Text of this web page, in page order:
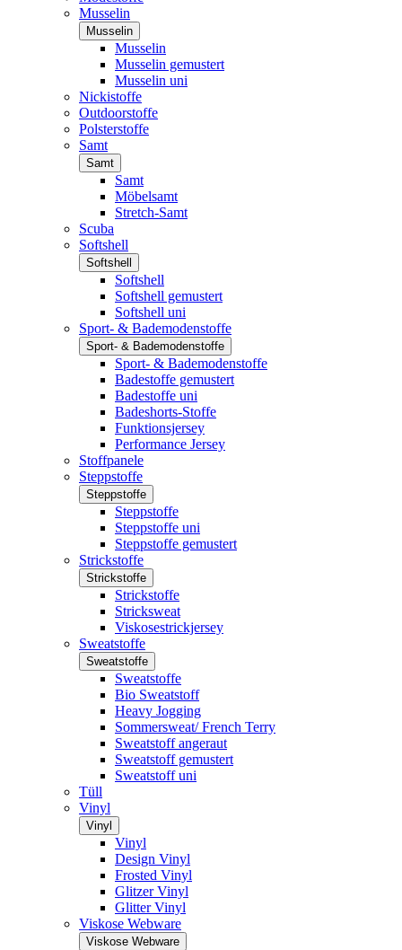
Musselin
Musselin
Musselin
Musselin gemustert
Musselin uni
Nickistoffe
Outdoorstoffe
Polsterstoffe
Samt
Samt
Samt
Möbelsamt
Stretch-Samt
Scuba
Softshell
Softshell
Softshell
Softshell gemustert
Softshell uni
Sport- & Bademodenstoffe
Sport- & Bademodenstoffe
Sport- & Bademodenstoffe
Badestoffe gemustert
Badestoffe uni
Badeshorts-Stoffe
Funktionsjersey
Performance Jersey
Stoffpanele
Steppstoffe
Steppstoffe
Steppstoffe
Steppstoffe uni
Steppstoffe gemustert
Strickstoffe
Strickstoffe
Strickstoffe
Stricksweat
Viskosestrickjersey
Sweatstoffe
Sweatstoffe
Sweatstoffe
Bio Sweatstoff
Heavy Jogging
Sommersweat/ French Terry
Sweatstoff angeraut
Sweatstoff gemustert
Sweatstoff uni
Tüll
Vinyl
Vinyl
Vinyl
Design Vinyl
Frosted Vinyl
Glitzer Vinyl
Glitter Vinyl
Viskose Webware
Viskose Webware